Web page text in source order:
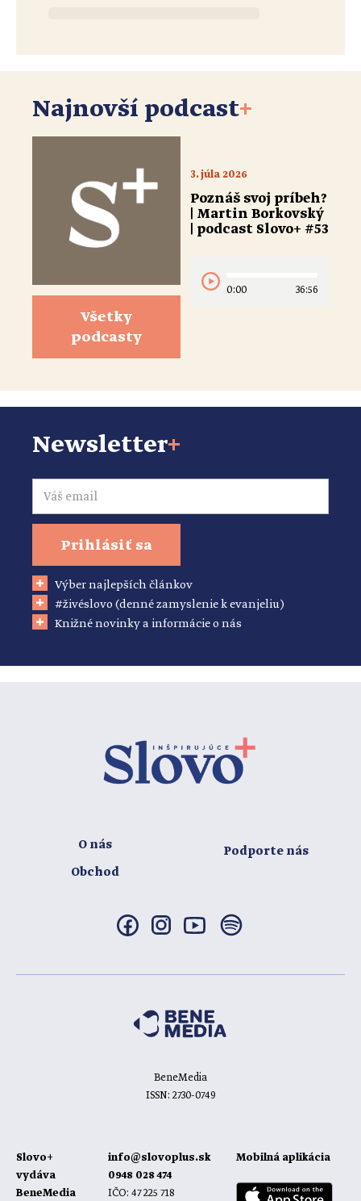
Najnovší podcast+
Všetky
podcasty
3. júla 2026
Poznáš svoj príbeh?
| Martin Borkovský
| podcast Slovo+ #53
0:00 36:56
Newsletter+
Email
Prihlásiť sa
Výber najlepších článkov
#živéslovo (denné zamyslenie k evanjeliu)
Knižné novinky a informácie o nás
O nás
Obchod
Podporte nás
BeneMedia
ISSN: 2730-0749
Slovo+
vydáva
BeneMedia
info@slovoplus.sk
0948 028 474
IČO: 47 225 718
Mobilná aplikácia